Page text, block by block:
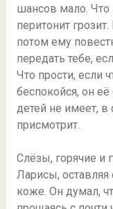
шансов мало. Что
перитонит
потом ему
передать тебе,
Что прости, если
беспокойся, он её
детей не имеет,
присмотрит.
Слёзы, горячие и
Ларисы,
коже. Он думал,